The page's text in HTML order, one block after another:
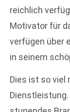
reichlich
Motivator für
verfügen über
in seinem
Dies ist so viel